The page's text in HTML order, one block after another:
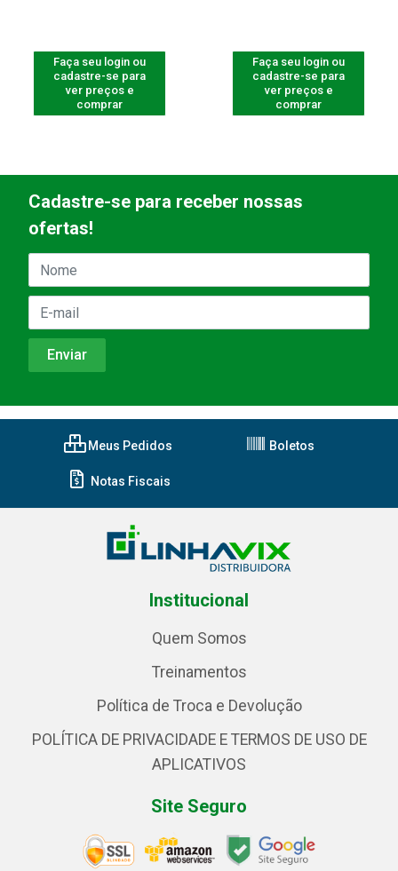
Faça seu login ou
cadastre-se para
ver preços e
comprar
Faça seu login ou
cadastre-se para
ver preços e
comprar
Cadastre-se para receber nossas
ofertas!
Meus Pedidos Boletos
Notas Fiscais
Institucional
Quem Somos
Treinamentos
Política de Troca e Devolução
POLÍTICA DE PRIVACIDADE E TERMOS DE USO DE
APLICATIVOS
Site Seguro